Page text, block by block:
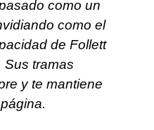
como un
como el
de Follett
Sus tramas
y te mantiene